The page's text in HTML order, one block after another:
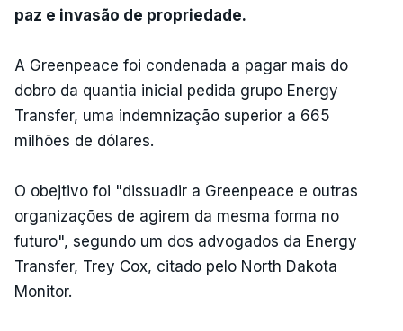
paz e invasão de propriedade.
A Greenpeace foi condenada a pagar mais do
dobro da quantia inicial pedida grupo Energy
Transfer, uma indemnização superior a 665
milhões de dólares.
O obejtivo foi "dissuadir a Greenpeace e outras
organizações de agirem da mesma forma no
futuro", segundo um dos advogados da Energy
Transfer, Trey Cox, citado pelo North Dakota
Monitor.